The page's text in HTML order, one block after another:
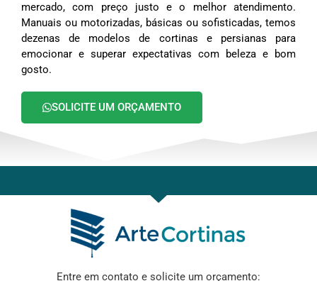
mercado, com preço justo e o melhor atendimento.
Manuais ou motorizadas, básicas ou sofisticadas, temos
dezenas de modelos de cortinas e persianas para
emocionar e superar expectativas com beleza e bom
gosto.
SOLICITE UM ORÇAMENTO
Entre em contato e solicite um orçamento: